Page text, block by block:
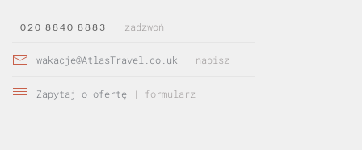
020 8840 8883 | zadzwoń
wakacje@AtlasTravel.co.uk | napisz
Zapytaj o ofertę | formularz